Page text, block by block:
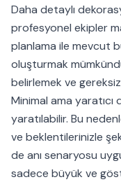
Daha detaylı
profesyonel ekipler
planlama ile mevcut
oluşturmak
belirlemek ve
Minimal ama
yaratılabilir. Bu
ve beklentilerinizle
de anı senaryosu
sadece büyük ve